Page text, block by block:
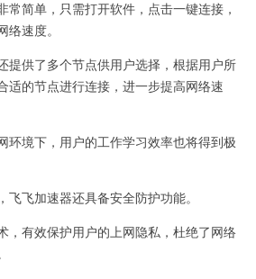
简单，只需打开软件，点击一键连接，
速度。
供了多个节点供用户选择，根据用户所
适的节点进行连接，进一步提高网络速
境下，用户的工作学习效率也将得到极
飞加速器还具备安全防护功能。
有效保护用户的上网隐私，杜绝了网络